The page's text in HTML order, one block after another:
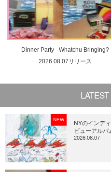
Dinner Party - Whatchu Bringing?
2026.08.07リリース
NEW
NYのインデ
ビューアルバ
2026.08.07